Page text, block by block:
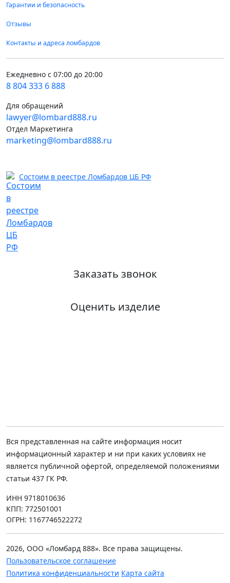
Гарантии и безопасность
Отзывы
Контакты и адреса ломбардов
Ежедневно с 07:00 до 20:00
8 804 333 6 888
Для обращений
lawyer@lombard888.ru
Отдел Маркетинга
marketing@lombard888.ru
Состоим в реестре Ломбардов ЦБ РФ
Заказать звонок
Оценить изделие
Вся представленная на сайте информация носит
информационный характер и ни при каких условиях не
является публичной офертой, определяемой положениями
статьи 437 ГК РФ.
ИНН 9718010636
КПП: 772501001
ОГРН: 1167746522272
2026, ООО «Ломбард 888». Все права защищены.
Пользовательское соглашение
Политика конфиденциальности Карта сайта